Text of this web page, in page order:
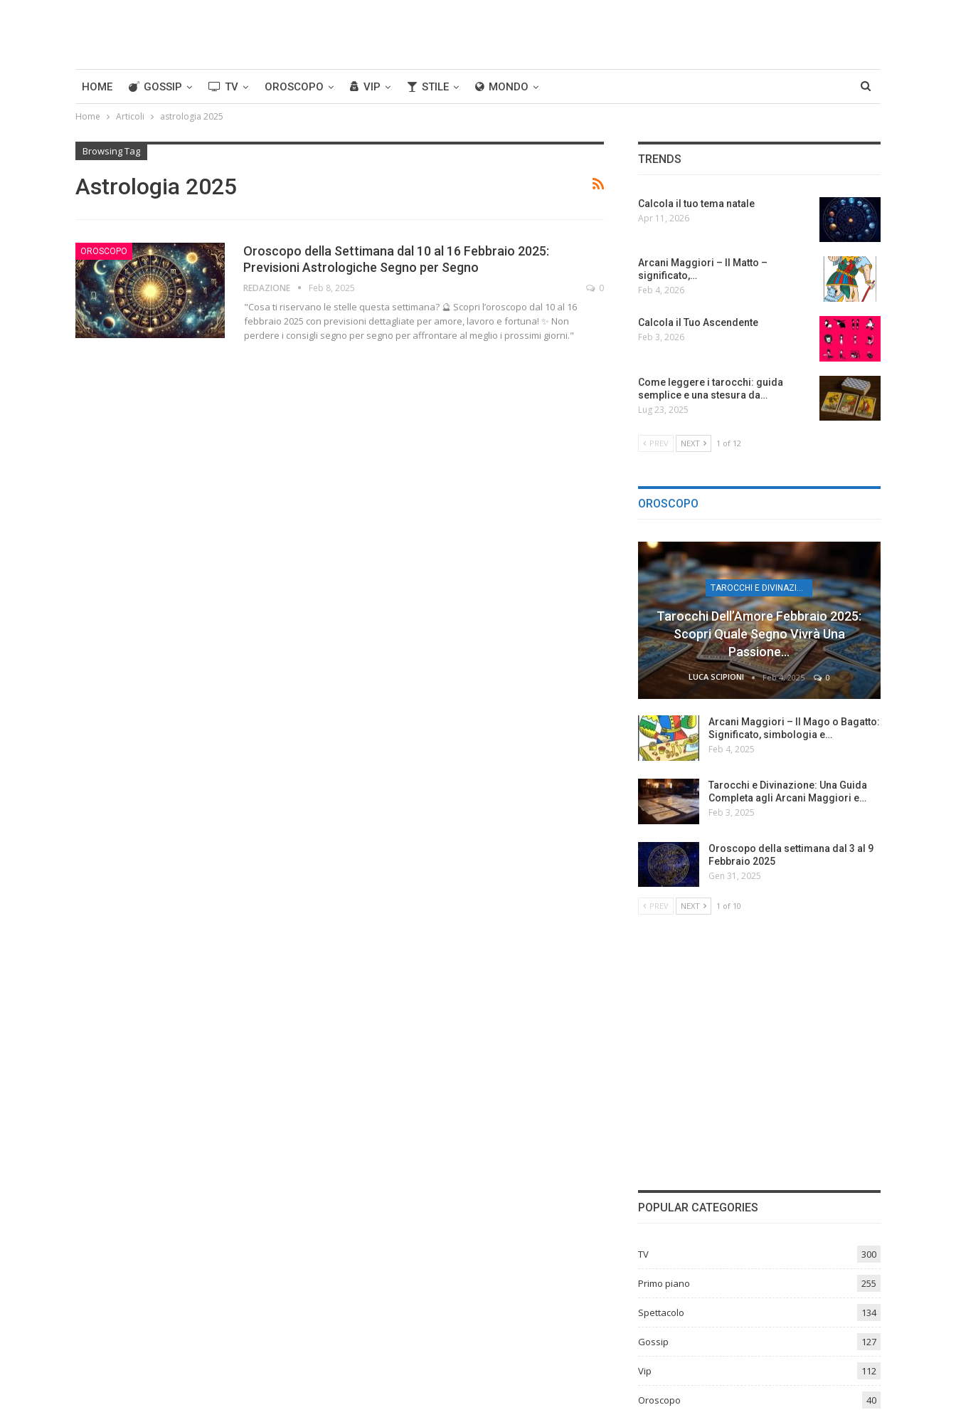
HOME GOSSIP TV OROSCOPO VIP STILE MONDO
Home Articoli astrologia 2025
Browsing Tag
Astrologia 2025
OROSCOPO
Oroscopo della Settimana dal 10 al 16 Febbraio 2025:
Previsioni Astrologiche Segno per Segno
REDAZIONE Feb 8, 2025 0
"Cosa ti riservano le stelle questa settimana? 🔮 Scopri l’oroscopo dal 10 al 16
febbraio 2025 con previsioni dettagliate per amore, lavoro e fortuna! ✨ Non
perdere i consigli segno per segno per affrontare al meglio i prossimi giorni."
TRENDS
Calcola il tuo tema natale
Apr 11, 2026
Arcani Maggiori – Il Matto –
significato,…
Feb 4, 2026
Calcola il Tuo Ascendente
Feb 3, 2026
Come leggere i tarocchi: guida
semplice e una stesura da…
Lug 23, 2025
PREV NEXT 1 of 12
OROSCOPO
TAROCCHI E DIVINAZIONE
Tarocchi Dell’Amore Febbraio 2025:
Scopri Quale Segno Vivrà Una
Passione…
LUCA SCIPIONI Feb 4, 2025 0
Arcani Maggiori – Il Mago o Bagatto:
Significato, simbologia e…
Feb 4, 2025
Tarocchi e Divinazione: Una Guida
Completa agli Arcani Maggiori e…
Feb 3, 2025
Oroscopo della settimana dal 3 al 9
Febbraio 2025
Gen 31, 2025
PREV NEXT 1 of 10
POPULAR CATEGORIES
TV 300
Primo piano 255
Spettacolo 134
Gossip 127
Vip 112
Oroscopo 40